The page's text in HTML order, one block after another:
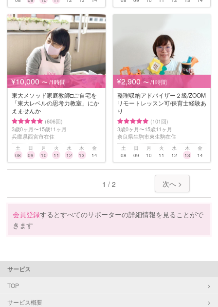
¥10,000 〜 /1時間
東大メソッド家庭教師□︎ご自宅を
「東大レベルの思考力教室」にか
えませんか
(606回)
3歳0ヶ月〜15歳11ヶ月
兵庫県西宮市在住
土
08
日
09
月
10
火
11
水
12
木
13
金
14
¥2,900 〜 /1時間
整理収納アドバイザー２級/ZOOM
リモートレッスン可/保育士経験あ
り
(101回)
3歳0ヶ月〜15歳11ヶ月
奈良県生駒市東生駒在住
土
08
日
09
月
10
火
11
水
12
木
13
金
14
1 / 2 次へ >
会員登録するとすべてのサポーターの詳細情報を見ることがで
きます
サービス
TOP
サービス概要